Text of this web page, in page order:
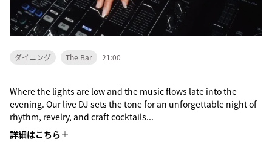
ダイニング The Bar 21:00
Where the lights are low and the music flows late into the
evening. Our live DJ sets the tone for an unforgettable night of
rhythm, revelry, and craft cocktails...
詳細はこちら